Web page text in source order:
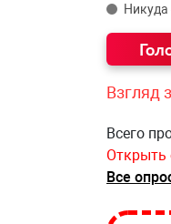
Взгляд
Всего
Открыть
Все